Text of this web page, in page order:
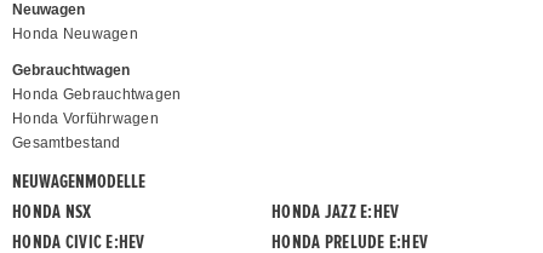
Neuwagen
Honda Neuwagen
Gebrauchtwagen
Honda Gebrauchtwagen
Honda Vorführwagen
Gesamtbestand
NEUWAGENMODELLE
HONDA NSX
HONDA JAZZ E:HEV
HONDA CIVIC E:HEV
HONDA PRELUDE E:HEV